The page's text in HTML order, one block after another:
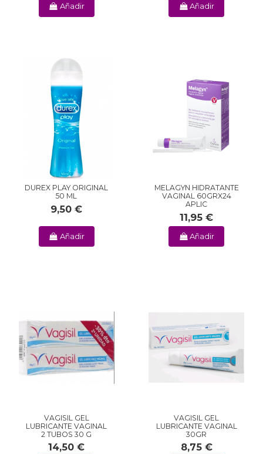
Añadir Añadir
DUREX PLAY ORIGINAL
50 ML
9,50 €
Añadir
MELAGYN HIDRATANTE
VAGINAL 60GRX24
APLIC
11,95 €
Añadir
VAGISIL GEL
LUBRICANTE VAGINAL
2 TUBOS 30 G
14,50 €
VAGISIL GEL
LUBRICANTE VAGINAL
30GR
8,75 €